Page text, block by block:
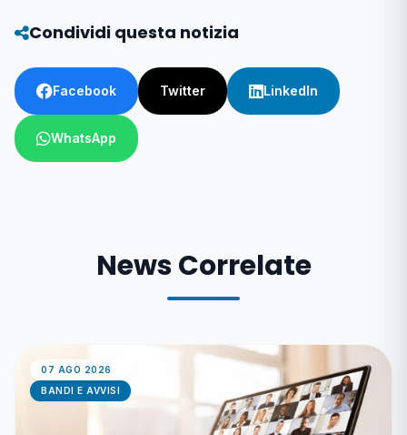
Condividi questa notizia
Facebook Twitter LinkedIn
WhatsApp
News Correlate
07 AGO 2026
BANDI E AVVISI